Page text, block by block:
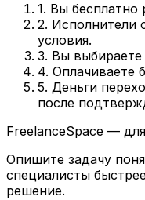
1. Вы бесплатно
2. Исполнители
условия.
3. Вы выбираете
4. Оплачиваете
5. Деньги
после
FreelanceSpace —
Опишите задачу
специалисты
решение.